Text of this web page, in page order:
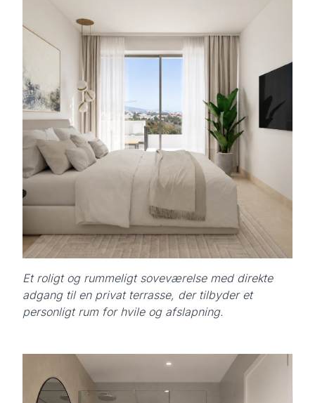
Et roligt og rummeligt soveværelse med direkte
adgang til en privat terrasse, der tilbyder et
personligt rum for hvile og afslapning.